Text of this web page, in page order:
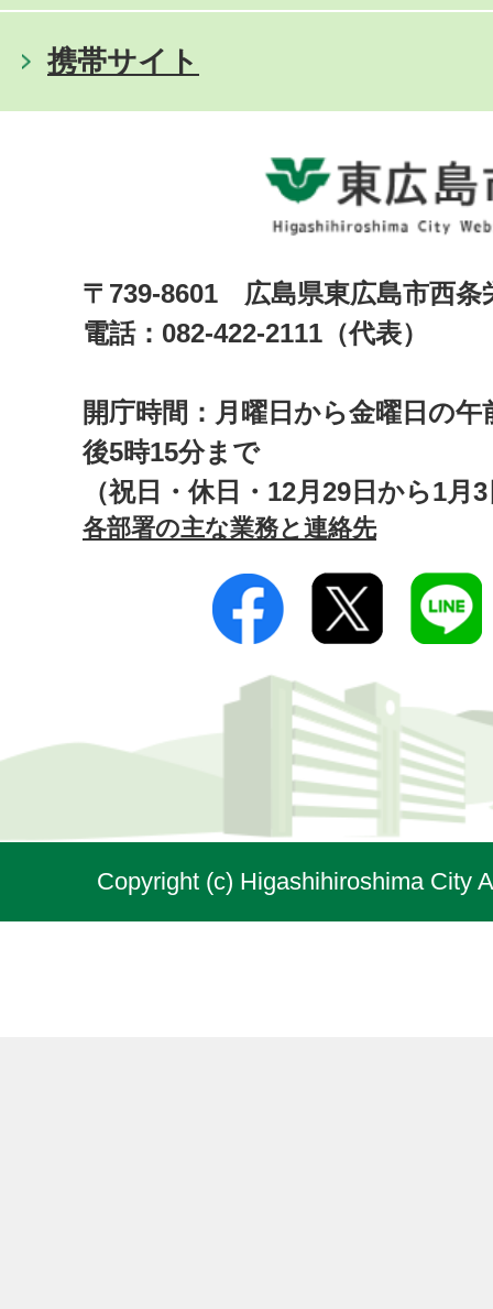
携帯サイト
〒739-8601 広島県東広島市西
電話：082-422-2111（代表）
開庁時間：月曜日から金曜日の午
後5時15分まで
（祝日・休日・12月29日から1月
各部署の主な業務と連絡先
Copyright (c) Higashihiroshima City